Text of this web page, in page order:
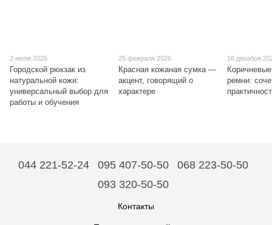
2 июля 2026
Городской рюкзак из
натуральной кожи:
универсальный выбор для
работы и обучения
25 февраля 2026
Красная кожаная сумка —
акцент, говорящий о
характере
16 декабря
ремни:
044 221-52-24 095 407-50-50
068 223-50-50
093 320-50-50
Контакты